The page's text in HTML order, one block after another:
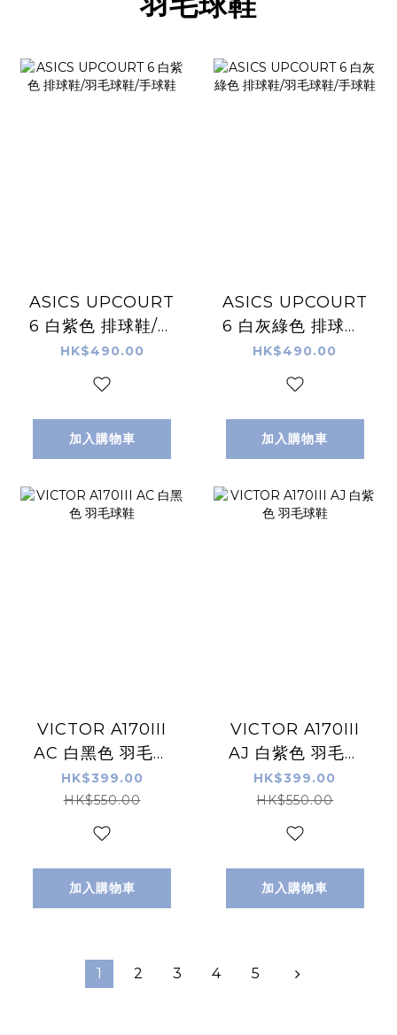
ASICS UPCOURT
6 白紫色 排球鞋/羽
毛球鞋/手球鞋
HK$490.00
加入購物車
ASICS UPCOURT
6 白灰綠色 排球鞋/
羽毛球鞋/手球鞋
HK$490.00
加入購物車
VICTOR A170III
AC 白黑色 羽毛球
鞋
HK$399.00
HK$550.00
加入購物車
VICTOR A170III
AJ 白紫色 羽毛球
鞋
HK$399.00
HK$550.00
加入購物車
1 2 3 4 5